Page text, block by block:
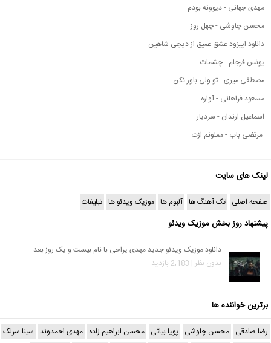
مهدی جهانی - دیوونه بودم
محسن چاوشی - چهل روز
دانلود اپیزود عشق عمیق از دیجی شاهین
یونس فرجام - چشمات
مصطفی میری - تو ولی باور نکن
مسعود فراهانی - آواره
اسماعیل ارندان - سردیار
مرتضی باب - ممنونم ازت
لینک های سایت
صفحه اصلی تک آهنگ ها آلبوم ها موزیک ویدئو ها تبلیغات
پیشنهاد روز بخش موزیک ویدئو
دانلود موزیک ویدئو جدید مهدی یراحی با نام بیست و یک روز بعد
بدون نظر | 2,183 بازدید
برترین خواننده ها
رضا صادقی محسن چاوشی پویا بیاتی محسن ابراهیم زاده مهدی احمدوند سینا سرلک